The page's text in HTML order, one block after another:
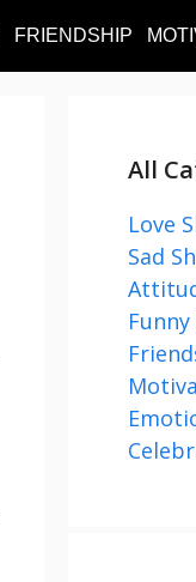
FRIENDSHIP
All
Love
Sad